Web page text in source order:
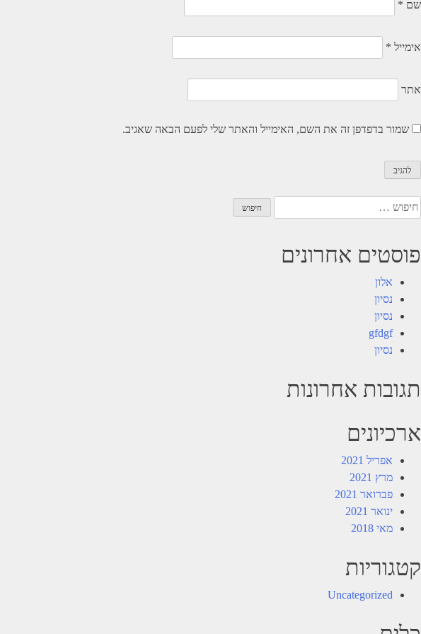
שם *
אימייל *
אתר
שמור בדפדפן זה את השם, האימייל והאתר שלי לפעם הבאה שאגיב.
חיפוש:
פוסטים אחרונים
אלון
נסיון
נסיון
gfdgf
נסיון
תגובות אחרונות
ארכיונים
אפריל 2021
מרץ 2021
פברואר 2021
ינואר 2021
מאי 2018
קטגוריות
Uncategorized